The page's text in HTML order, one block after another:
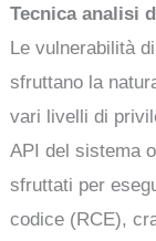
Tecnica analisi
Le vulnerabilità
sfruttano la
vari livelli di
API del sistema
sfruttati per
codice (RCE),